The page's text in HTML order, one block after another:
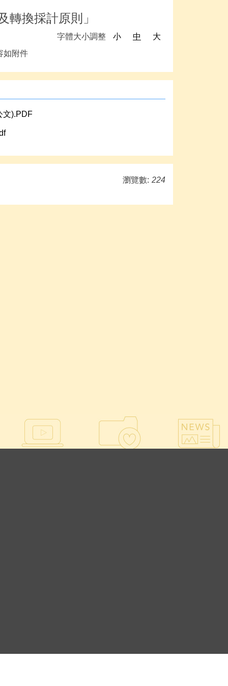
轉換採計原則」
字體大小調整 小 中
大
如附件
文).PDF
瀏覽數: 224